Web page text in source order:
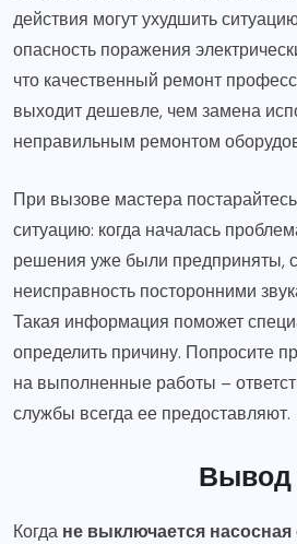
действия могут ухудшить
опасность поражения
что качественный ремонт
выходит дешевле, чем замена
неправильным ремонтом
При вызове мастера
ситуацию: когда началась
решения уже были предприняты,
неисправность посторонними
Такая информация поможет
определить причину. Попросите
на выполненные работы –
службы всегда ее предоставляют.
Вывод
Когда не выключается насосная